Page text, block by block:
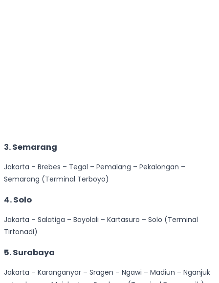
3. Semarang
Jakarta – Brebes – Tegal – Pemalang – Pekalongan –
Semarang (Terminal Terboyo)
4. Solo
Jakarta – Salatiga – Boyolali – Kartasuro – Solo (Terminal
Tirtonadi)
5. Surabaya
Jakarta – Karanganyar – Sragen – Ngawi – Madiun – Nganjuk